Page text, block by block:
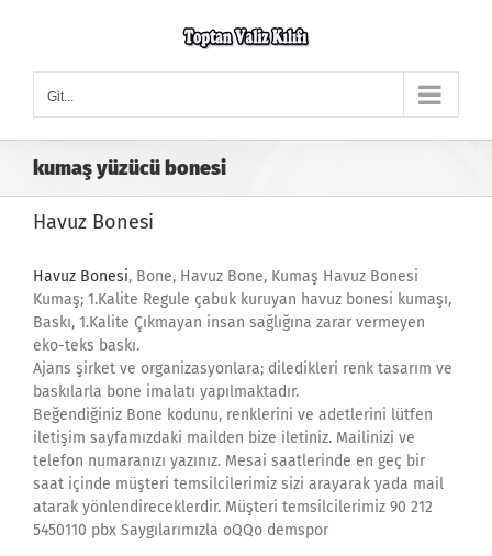
Git...
kumaş yüzücü bonesi
Havuz Bonesi
Havuz Bonesi, Bone, Havuz Bone, Kumaş Havuz Bonesi
Kumaş; 1.Kalite Regule çabuk kuruyan havuz bonesi kumaşı,
Baskı, 1.Kalite Çıkmayan insan sağlığına zarar vermeyen
eko-teks baskı.
Ajans şirket ve organizasyonlara; diledikleri renk tasarım ve
baskılarla bone imalatı yapılmaktadır.
Beğendiğiniz Bone kodunu, renklerini ve adetlerini lütfen
iletişim sayfamızdaki mailden bize iletiniz. Mailinizi ve
telefon numaranızı yazınız. Mesai saatlerinde en geç bir
saat içinde müşteri temsilcilerimiz sizi arayarak yada mail
atarak yönlendireceklerdir. Müşteri temsilcilerimiz 90 212
5450110 pbx Saygılarımızla oQQo demspor